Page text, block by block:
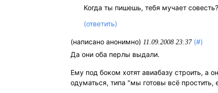
Когда ты пишешь, тебя мучает
(ответить)
(написано анонимно) 11.09.2008 23:37 (#)
Да они оба перлы выдали.
Ему под боком хотят авиабазу строить, а
одуматься, типа "мы готовы всё